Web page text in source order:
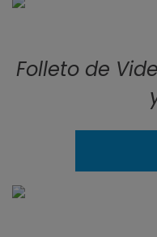
Folleto de